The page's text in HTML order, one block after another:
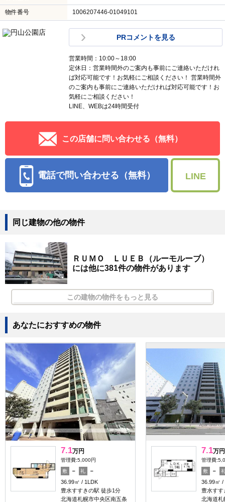
物件番号 1006207446-01049101
PRコメントを見る
営業時間：10:00～18:00
定休日：営業時間外のご案内も事前にご連絡いただけれ
ば対応可能です！お気軽にご相談ください！ 営業時間外
のご案内も事前にご連絡いただければ対応可能です！お
気軽にご相談ください！
LINE、WEBは24時間受付
この店舗に問い合わせる（無料）
電話で問い合わせる（無料） LINE
同じ建物の他の物件
ＲＵＭＯ ＬＵＥＢ（ルーモルーブ）
には他に381件の物件があります
この建物の物件をもっと見る
あなたにおすすめの物件
7.1万円
管理費:5,000円
敷 － 礼
－
36.99㎡
1LDK
豊水すすきの駅 徒歩1分
北海道札幌市中央区南五条
7.1万円
管理費
敷 －
36.99㎡
豊水すす
北海道札